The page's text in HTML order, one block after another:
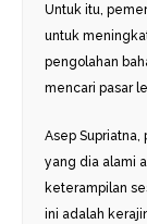
Untuk itu,
untuk
pengolahan
mencari pasar
Asep
yang dia alami
keterampilan
ini adalah